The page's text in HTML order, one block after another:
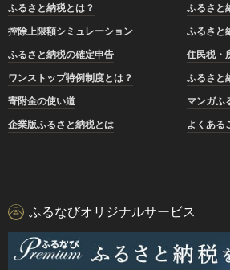
ふるさと納税とは？
ふるさと
控除上限額シミュレーション
ふるさと
ふるさと納税の確定申告
住民税・
ワンストップ特例制度とは？
ふるさと
寄附金の使い道
マンガふ
企業版ふるさと納税とは
よくある
ふるなびオリジナルサービス